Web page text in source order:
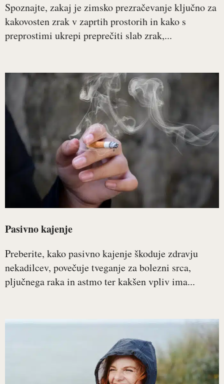
Spoznajte, zakaj je zimsko prezračevanje ključno za
kakovosten zrak v zaprtih prostorih in kako s
preprostimi ukrepi preprečiti slab zrak,...
Pasivno kajenje
Preberite, kako pasivno kajenje škoduje zdravju
nekadilcev, povečuje tveganje za bolezni srca,
pljučnega raka in astmo ter kakšen vpliv ima...